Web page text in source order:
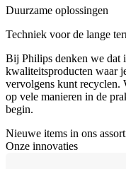
Duurzame oplossingen
Techniek voor de lange
Bij Philips denken we dat
kwaliteitsproducten waar
vervolgens kunt recyclen.
op vele manieren in de
begin.
Nieuwe items in ons
Onze innovaties